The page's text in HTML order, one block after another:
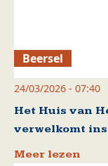
Beersel
24/03/2026 - 07:40
Het Huis van
verwelkomt
Meer lezen